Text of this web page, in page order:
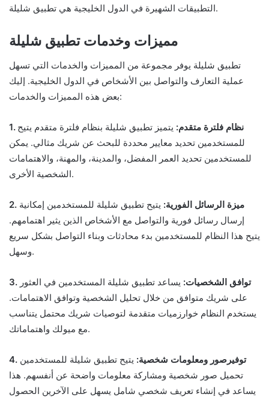
التطبيقات الشهيرة في الدول الخليجية هي تطبيق شليلة.
مميزات وخدمات تطبيق شليلة
تطبيق شليلة يوفر مجموعة من المميزات والخدمات التي تسهل
عملية التعارف والتواصل بين الأشخاص في الدول الخليجية. إليك
بعض هذه المميزات والخدمات:
1. نظام فلترة متقدم: يتميز تطبيق شليلة بنظام فلترة متقدم يتيح
للمستخدمين تحديد معايير محددة للبحث عن شريك مثالي. يمكن
للمستخدمين تحديد العمر المفضل، والمدينة، والمهنة، والاهتمامات
الشخصية الأخرى.
2. ميزة الرسائل الفورية: يتيح تطبيق شليلة للمستخدمين إمكانية
إرسال رسائل فورية والتواصل مع الأشخاص الذين يثير اهتمامهم.
يتيح هذا النظام للمستخدمين بدء محادثات وبناء التواصل بشكل سريع
وسهل.
3. توافق الشخصيات: يساعد تطبيق شليلة المستخدمين في العثور
على شريك متوافق من خلال تحليل الشخصية وتوافق الاهتمامات.
يستخدم النظام خوارزميات متقدمة لتوصيات شريك محتمل يتناسب
مع ميولك واهتماماتك.
4. توفيرصور ومعلومات شخصية: يتيح تطبيق شليلة للمستخدمين
تحميل صور شخصية ومشاركة معلومات واضحة عن أنفسهم. هذا
يساعد في إنشاء تعريف شخصي شامل يسهل على الآخرين الحصول